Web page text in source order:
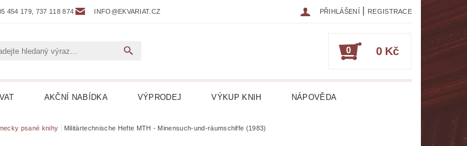
454 179, 737 118 874 INFO@EKVARIAT.CZ PŘIHLÁŠENÍ REGISTRACE
0 0 Kč
AKČNÍ NABÍDKA VÝPRODEJ VÝKUP KNIH NÁPOVĚDA
BELETRIE BIOGRAFIE BOTANIKA CESTOPISY
psané knihy Militärtechnische Hefte MTH - Minensuch-und-räumschiffe (1983)